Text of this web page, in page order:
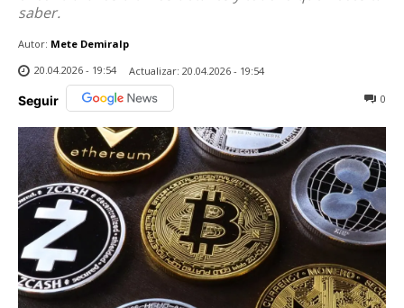
saber.
Autor: Mete Demiralp
20.04.2026 - 19:54
Actualizar: 20.04.2026 - 19:54
Seguir 0